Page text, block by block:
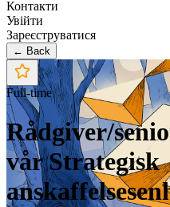
Контакти
Увійти
Зареєструватися
← Back
Full-time
Rådgiver/
vår Strategisk